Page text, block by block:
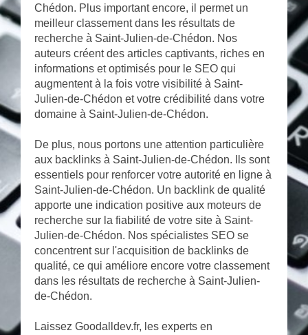
Chédon. Plus important encore, il permet un
meilleur classement dans les résultats de
recherche à Saint-Julien-de-Chédon. Nos
auteurs créent des articles captivants, riches en
informations et optimisés pour le SEO qui
augmentent à la fois votre visibilité à Saint-
Julien-de-Chédon et votre crédibilité dans votre
domaine à Saint-Julien-de-Chédon.
De plus, nous portons une attention particulière
aux backlinks à Saint-Julien-de-Chédon. Ils sont
essentiels pour renforcer votre autorité en ligne à
Saint-Julien-de-Chédon. Un backlink de qualité
apporte une indication positive aux moteurs de
recherche sur la fiabilité de votre site à Saint-
Julien-de-Chédon. Nos spécialistes SEO se
concentrent sur l'acquisition de backlinks de
qualité, ce qui améliore encore votre classement
dans les résultats de recherche à Saint-Julien-
de-Chédon.
Laissez Goodalldev.fr, les experts en